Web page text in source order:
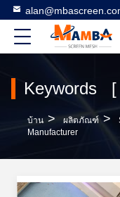
บ้าน > ผลิตภัณฑ์ >
Manufacturer